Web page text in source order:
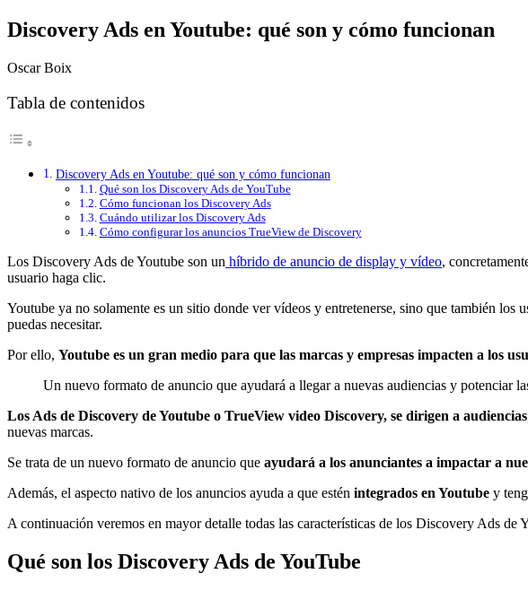
Discovery Ads en Youtube: qué son y cómo funcionan
Oscar Boix
Tabla de contenidos
Discovery Ads en Youtube: qué son y cómo funcionan
Qué son los Discovery Ads de YouTube
Cómo funcionan los Discovery Ads
Cuándo utilizar los Discovery Ads
Cómo configurar los anuncios TrueView de Discovery
Los Discovery Ads de Youtube son un híbrido de anuncio de display y vídeo,
usuario haga clic.
Youtube ya no solamente es un sitio donde ver vídeos y entretenerse, sino que también los
puedas necesitar.
Por ello, Youtube es un gran medio para que las marcas y empresas impacten a los
Un nuevo formato de anuncio que ayudará a llegar a nuevas audiencias y potenciar
Los Ads de Discovery de Youtube o TrueView video Discovery, se dirigen a audiencias
nuevas marcas.
Se trata de un nuevo formato de anuncio que ayudará a los anunciantes a impactar a
Además, el aspecto nativo de los anuncios ayuda a que estén integrados en Youtube y
A continuación veremos en mayor detalle todas las características de los Discovery Ads de
Qué son los Discovery Ads de YouTube